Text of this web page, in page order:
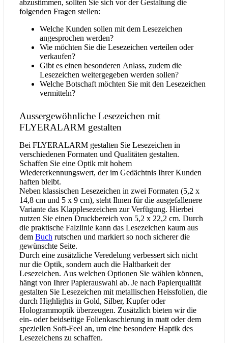
abzustimmen, sollten Sie sich vor der Gestaltung die
folgenden Fragen stellen:
Welche Kunden sollen mit dem Lesezeichen
angesprochen werden?
Wie möchten Sie die Lesezeichen verteilen oder
verkaufen?
Gibt es einen besonderen Anlass, zudem die
Lesezeichen weitergegeben werden sollen?
Welche Botschaft möchten Sie mit den Lesezeichen
vermitteln?
Aussergewöhnliche Lesezeichen mit
FLYERALARM gestalten
Bei FLYERALARM gestalten Sie Lesezeichen in
verschiedenen Formaten und Qualitäten gestalten.
Schaffen Sie eine Optik mit hohem
Wiedererkennungswert, der im Gedächtnis Ihrer Kunden
haften bleibt.
Neben klassischen Lesezeichen in zwei Formaten (5,2 x
14,8 cm und 5 x 9 cm), steht Ihnen für die ausgefallenere
Variante das Klapplesezeichen zur Verfügung. Hierbei
nutzen Sie einen Druckbereich von 5,2 x 22,2 cm. Durch
die praktische Falzlinie kann das Lesezeichen kaum aus
dem Buch rutschen und markiert so noch sicherer die
gewünschte Seite.
Durch eine zusätzliche Veredelung verbessert sich nicht
nur die Optik, sondern auch die Haltbarkeit der
Lesezeichen. Aus welchen Optionen Sie wählen können,
hängt von Ihrer Papierauswahl ab. Je nach Papierqualität
gestalten Sie Lesezeichen mit metallischen Heissfolien, die
durch Highlights in Gold, Silber, Kupfer oder
Hologrammoptik überzeugen. Zusätzlich bieten wir die
ein- oder beidseitige Folienkaschierung in matt oder dem
speziellen Soft-Feel an, um eine besondere Haptik des
Lesezeichens zu schaffen.